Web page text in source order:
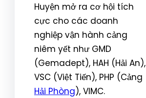
Huyện mở ra cơ hội tích
cực cho các doanh
nghiệp vận hành cảng
niêm yết như GMD
(Gemadept), HAH (Hải An),
VSC (Việt Tiến), PHP (Cảng
Hải Phòng), VIMC.